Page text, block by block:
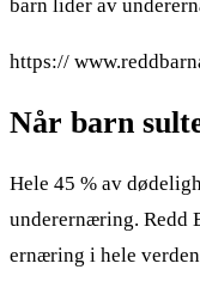
barn lider av
https://
Når barn
Hele 45 % av
underernæring. Redd
ernæring i hele